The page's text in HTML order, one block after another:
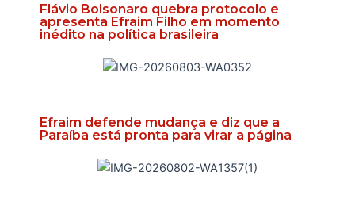
Flávio Bolsonaro quebra protocolo e
apresenta Efraim Filho em momento
inédito na política brasileira
Efraim defende mudança e diz que a
Paraíba está pronta para virar a página